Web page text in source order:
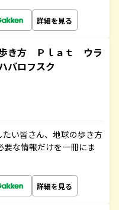
詳細を見る
き方 Ｐｌａｔ ウラ
バロフスク
い皆さん、地球の歩き方
な情報だけを一冊にま
詳細を見る